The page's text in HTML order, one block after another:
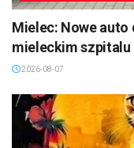
Mielec: Nowe
mieleckim szpitalu
2026-08-07